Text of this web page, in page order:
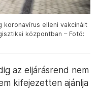
koronavírus elleni vakcináit
központban – Fotó:
az eljárásrend nem
kifejezetten ajánlja